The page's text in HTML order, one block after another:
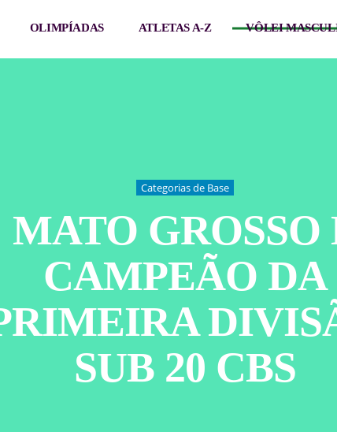
OLIMPÍADAS ATLETAS A-Z VÔLEI
Categorias de Base
MATO GROSSO
CAMPEÃO DA
SUB 20 CBS